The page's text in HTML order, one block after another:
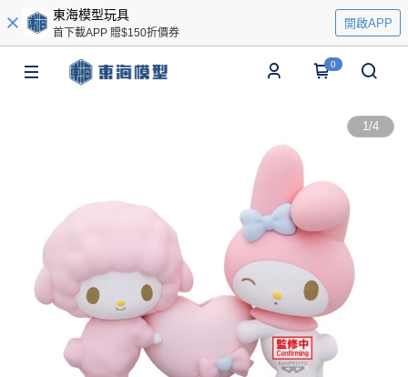
東海模型玩具
首下載APP 贈$150折價券
開啟APP
0
1/4